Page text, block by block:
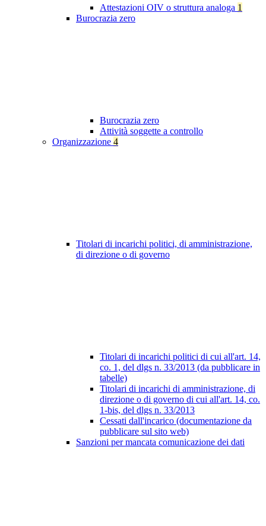
Attestazioni OIV o struttura analoga 1
Burocrazia zero
Burocrazia zero
Attività soggette a controllo
Organizzazione 4
Titolari di incarichi politici, di amministrazione,
di direzione o di governo
Titolari di incarichi politici di cui all'art. 14,
co. 1, del dlgs n. 33/2013 (da pubblicare in
tabelle)
Titolari di incarichi di amministrazione, di
direzione o di governo di cui all'art. 14, co.
1-bis, del dlgs n. 33/2013
Cessati dall'incarico (documentazione da
pubblicare sul sito web)
Sanzioni per mancata comunicazione dei dati